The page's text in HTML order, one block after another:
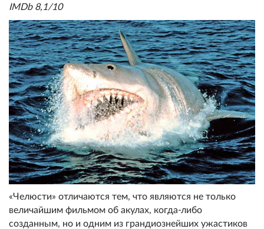
IMDb 8,1/10
«Челюсти» отличаются тем, что являются не только
величайшим фильмом об акулах, когда-либо
созданным, но и одним из грандиознейших ужастиков